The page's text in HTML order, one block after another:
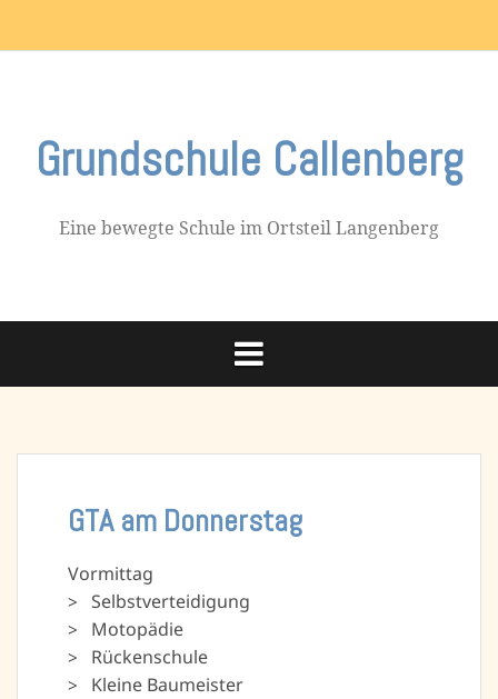
Grundschule Callenberg
Eine bewegte Schule im Ortsteil Langenberg
GTA am Donnerstag
Vormittag
> Selbstverteidigung
> Motopädie
> Rückenschule
> Kleine Baumeister